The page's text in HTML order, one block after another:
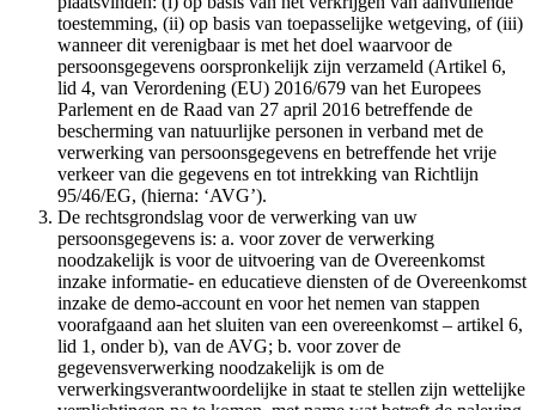
toestemming, (ii) op basis van toepasselijke wetgeving, of (iii)
wanneer dit verenigbaar is met het doel waarvoor de
persoonsgegevens oorspronkelijk zijn verzameld (Artikel 6,
lid 4, van Verordening (EU) 2016/679 van het Europees
Parlement en de Raad van 27 april 2016 betreffende de
bescherming van natuurlijke personen in verband met de
verwerking van persoonsgegevens en betreffende het vrije
verkeer van die gegevens en tot intrekking van Richtlijn
95/46/EG, (hierna: ‘AVG’).
De rechtsgrondslag voor de verwerking van uw
persoonsgegevens is: a. voor zover de verwerking
noodzakelijk is voor de uitvoering van de Overeenkomst
inzake informatie- en educatieve diensten of de Overeenkomst
inzake de demo-account en voor het nemen van stappen
voorafgaand aan het sluiten van een overeenkomst – artikel 6,
lid 1, onder b), van de AVG; b. voor zover de
gegevensverwerking noodzakelijk is om de
verwerkingsverantwoordelijke in staat te stellen zijn wettelijke